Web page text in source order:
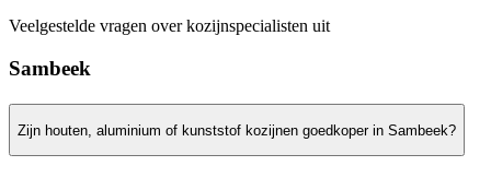
Veelgestelde vragen over kozijnspecialisten uit
Sambeek
Zijn houten, aluminium of kunststof kozijnen goedkoper in Sambeek?